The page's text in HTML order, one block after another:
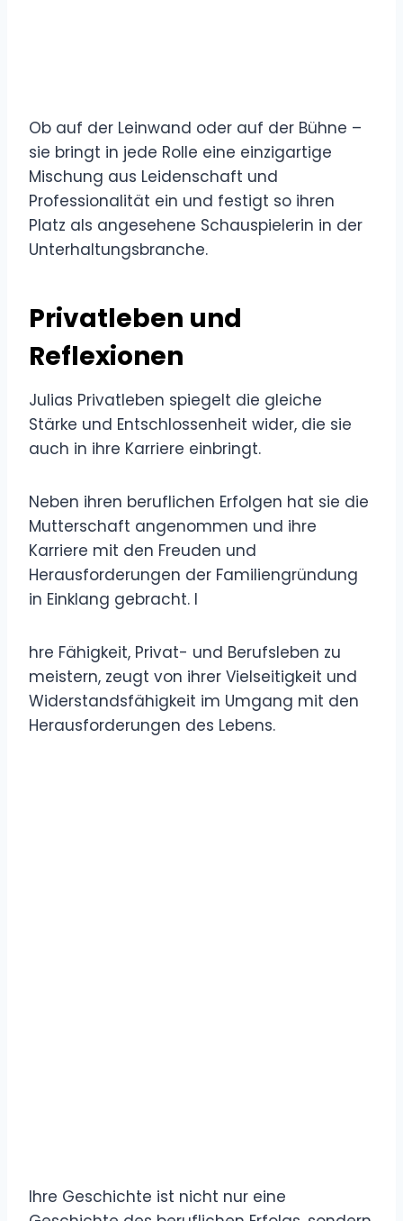
Ob auf der Leinwand oder auf der Bühne –
sie bringt in jede Rolle eine einzigartige
Mischung aus Leidenschaft und
Professionalität ein und festigt so ihren
Platz als angesehene Schauspielerin in der
Unterhaltungsbranche.
Privatleben und
Reflexionen
Julias Privatleben spiegelt die gleiche
Stärke und Entschlossenheit wider, die sie
auch in ihre Karriere einbringt.
Neben ihren beruflichen Erfolgen hat sie die
Mutterschaft angenommen und ihre
Karriere mit den Freuden und
Herausforderungen der Familiengründung
in Einklang gebracht. I
hre Fähigkeit, Privat- und Berufsleben zu
meistern, zeugt von ihrer Vielseitigkeit und
Widerstandsfähigkeit im Umgang mit den
Herausforderungen des Lebens.
Ihre Geschichte ist nicht nur eine